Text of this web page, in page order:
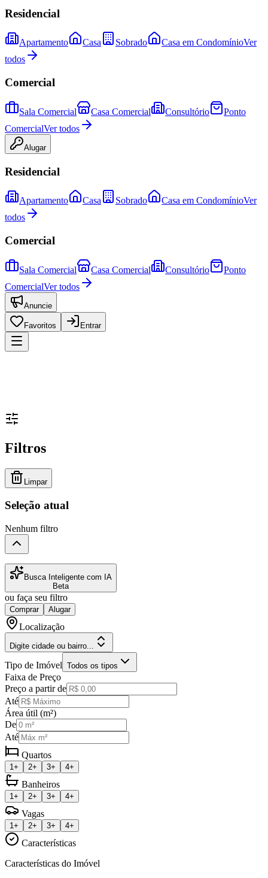
Residencial
Apartamento Casa Sobrado Casa em CondomínioVer
todos
Comercial
Sala Comercial Casa Comercial Consultório
Ponto
ComercialVer todos
Alugar
Residencial
Apartamento Casa Sobrado Casa em CondomínioVer
todos
Comercial
Sala Comercial Casa Comercial Consultório
Ponto
ComercialVer todos
Anuncie
Favoritos Entrar
Filtros
Limpar
Seleção atual
Nenhum filtro
Busca Inteligente com IA
Beta
ou faça seu filtro
Comprar Alugar
Localização
Digite cidade ou bairro...
Tipo de Imóvel Todos os tipos
Faixa de Preço
Preço a partir de
Até
Área útil (m²)
De
Até
Quartos
1+ 2+ 3+ 4+
Banheiros
1+ 2+ 3+ 4+
Vagas
1+ 2+ 3+ 4+
Características
Características do Imóvel